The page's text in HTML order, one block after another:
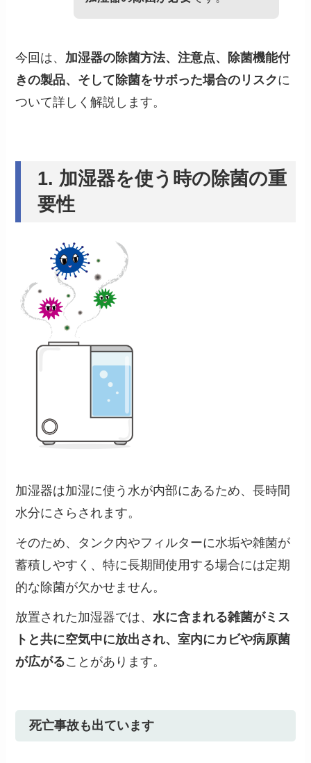
今回は、 加湿器の除菌方法、注意点、除菌機能付
きの製品、そして除菌をサボった場合のリスクに
ついて詳しく解説します。
1. 加湿器を使う時の除菌の重
要性
加湿器は加湿に使う水が内部にあるため、長時間
水分にさらされます。
そのため、タンク内やフィルターに水垢や雑菌が
蓄積しやすく、特に長期間使用する場合には定期
的な除菌が欠かせません。
放置された加湿器では、 水に含まれる雑菌がミス
トと共に空気中に放出され、室内にカビや病原菌
が広がることがあります​。
死亡事故も出ています